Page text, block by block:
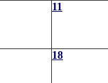
11
18